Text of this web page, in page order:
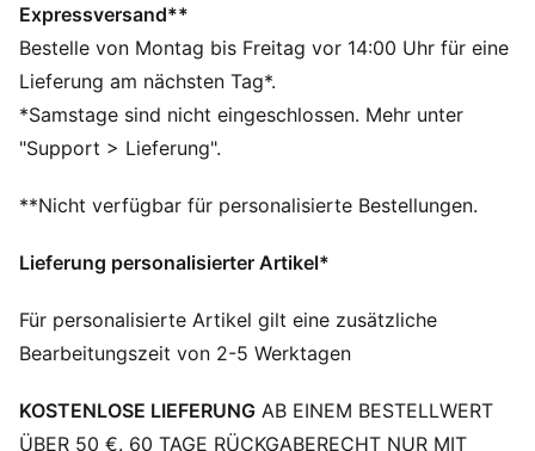
vom Körper ableitet und dafür sorgt, dass du beim
Training schweißfrei bleibst
DETAILS
Performance Fit
Webware
Reguläre Länge
PUMA Branding-Details
Expressversand**
Bestelle von Montag bis Freitag vor 14:00 Uhr für eine
Lieferung am nächsten Tag*.
*Samstage sind nicht eingeschlossen. Mehr unter
"Support > Lieferung".
**Nicht verfügbar für personalisierte Bestellungen.
Lieferung personalisierter Artikel*
Für personalisierte Artikel gilt eine zusätzliche
Bearbeitungszeit von 2-5 Werktagen
KOSTENLOSE LIEFERUNG AB EINEM BESTELLWERT
ÜBER 50 €. 60 TAGE RÜCKGABERECHT NUR MIT